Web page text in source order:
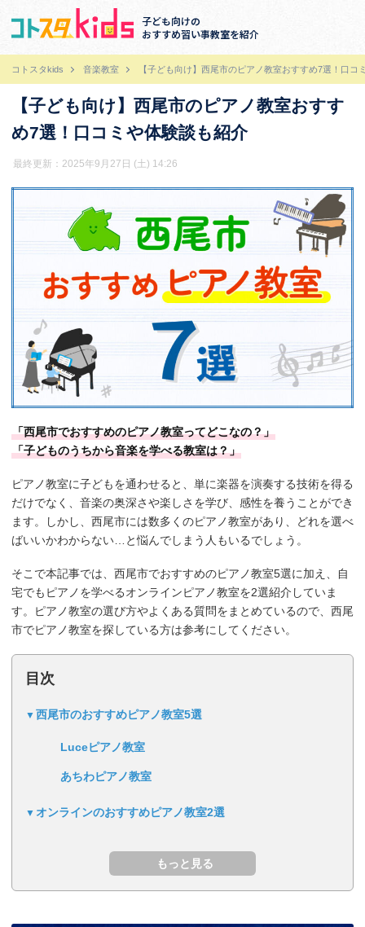
子ども向けの
おすすめ習い事教室を紹介
コトスタkids 音楽教室 【子ども向け】西尾市のピアノ教室おすすめ7選！口コ
【子ども向け】西尾市のピアノ教室おすす
め7選！口コミや体験談も紹介
最終更新：2025年9月27日 (土) 14:26
「西尾市でおすすめのピアノ教室ってどこなの？」
「子どものうちから音楽を学べる教室は？」
ピアノ教室に子どもを通わせると、単に楽器を演奏する技術を得る
だけでなく、音楽の奥深さや楽しさを学び、感性を養うことができ
ます。しかし、西尾市には数多くのピアノ教室があり、どれを選べ
ばいいかわからない…と悩んでしまう人もいるでしょう。
そこで本記事では、西尾市でおすすめのピアノ教室5選に加え、自
宅でもピアノを学べるオンラインピアノ教室を2選紹介していま
す。ピアノ教室の選び方やよくある質問をまとめているので、西尾
市でピアノ教室を探している方は参考にしてください。
目次
西尾市のおすすめピアノ教室5選
Luceピアノ教室
あちわピアノ教室
オンラインのおすすめピアノ教室2選